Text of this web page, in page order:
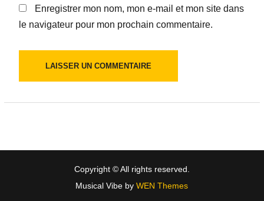
Enregistrer mon nom, mon e-mail et mon site dans
le navigateur pour mon prochain commentaire.
Copyright © All rights reserved.
Musical Vibe byWEN Themes